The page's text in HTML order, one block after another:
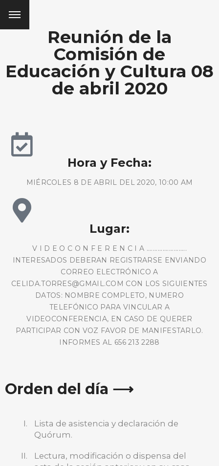
Reunión de la
Comisión de
Educación y Cultura 08
de abril 2020
Hora y Fecha:
MIÉRCOLES 8 DE ABRIL DEL 2020, 10:00 AM
Lugar:
V I D E O C O N F E R E N C I A .........................
INTERESADOS DEBERAN REGISTRARSE ENVIANDO
CORREO ELECTRÓNICO A
CELIDA.TORRES@GMAIL.COM CON LOS SIGUIENTES
DATOS: NOMBRE COMPLETO, NUMERO
TELEFÓNICO PARA VINCULAR A
VIDEOCONFERENCIA, EN CASO DE QUERER
PARTICIPAR CON VOZ FAVOR DE MANIFESTARLO.
INFORMES AL 656 213 2288
Orden del día ⟶
Lista de asistencia y declaración de
Quórum.
Lectura, modificación o dispensa del